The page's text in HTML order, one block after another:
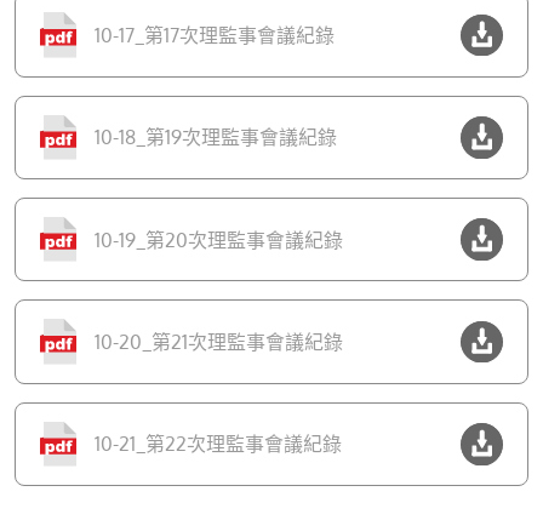
10-17_第17次理監事會議紀錄
10-18_第19次理監事會議紀錄
10-19_第20次理監事會議紀錄
10-20_第21次理監事會議紀錄
10-21_第22次理監事會議紀錄